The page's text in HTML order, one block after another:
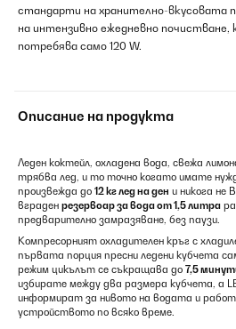
стандарти на хранително-вкусовата
на интензивно ежедневно
потребява само 120 W.
Описание на продукта
Леден коктейл, охладена вода, свежа
трябва лед, и то точно когато имате
произвежда до 12 кг лед на ден и никога не
вграден резервоар за вода от 1,5 литра
предварително замразяване, без паузи.
Компресорният охладителен кръг с
първата порция пресни ледени кубчета
режим цикълът се съкращава до 7,5
избирате между два размера кубчета, а
информират за нивото на водата и
устройството по всяко време.